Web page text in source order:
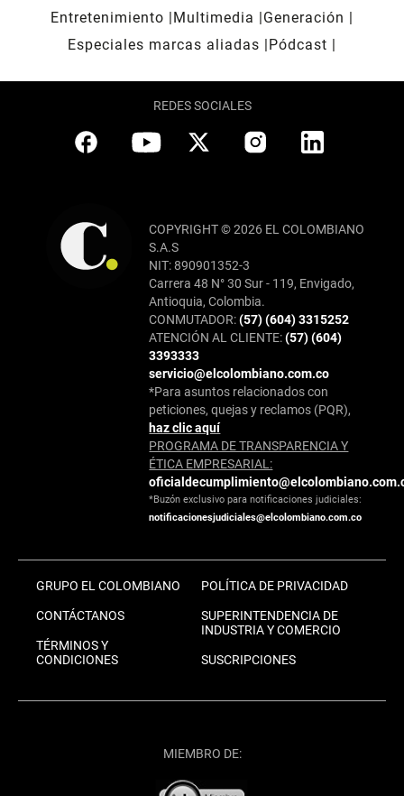
Entretenimiento
Multimedia
Generación
Especiales marcas aliadas
Pódcast
REDES SOCIALES
COPYRIGHT © 2026 EL COLOMBIANO
S.A.S
NIT: 890901352-3
Carrera 48 N° 30 Sur - 119, Envigado,
Antioquia, Colombia.
CONMUTADOR:(57) (604) 3315252
ATENCIÓN AL CLIENTE:(57) (604)
3393333
servicio@elcolombiano.com.co
*Para asuntos relacionados con
peticiones, quejas y reclamos (PQR),
haz clic aquí
PROGRAMA DE TRANSPARENCIA Y
ÉTICA EMPRESARIAL:
*Buzón exclusivo para notificaciones judiciales:
notificacionesjudiciales@elcolombiano.com.co
GRUPO EL COLOMBIANO
CONTÁCTANOS
TÉRMINOS Y
CONDICIONES
POLÍTICA DE PRIVACIDAD
SUPERINTENDENCIA DE
INDUSTRIA Y COMERCIO
SUSCRIPCIONES
MIEMBRO DE: